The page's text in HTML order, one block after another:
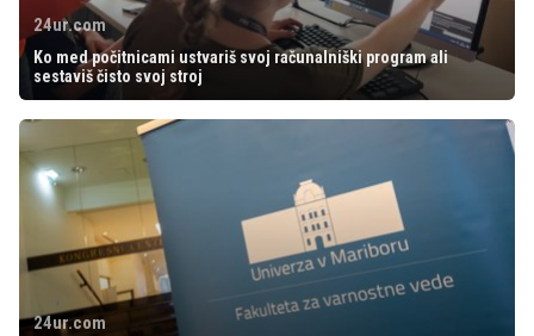
24ur.com
Ko med počitnicami ustvariš svoj računalniški program ali
sestaviš čisto svoj stroj
24ur.com